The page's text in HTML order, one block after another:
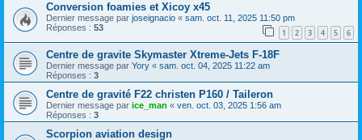
Conversion foamies et Xicoy x45
Dernier message par joseignacio « sam. oct. 11, 2025 11:50 pm
Réponses : 53 1 2 3 4 5 6
Centre de gravite Skymaster Xtreme-Jets F-18F
Dernier message par Yory « sam. oct. 04, 2025 11:22 am
Réponses : 3
Centre de gravité F22 christen P160 / Taileron
Dernier message par ice_man « ven. oct. 03, 2025 1:56 am
Réponses : 3
Scorpion aviation design